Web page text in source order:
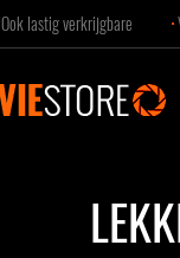
Ook lastig verkrijgbare